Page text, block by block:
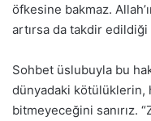
öfkesine bakmaz.
artırsa da takdir
Sohbet üslubuyla bu
dünyadaki kötülüklerin,
bitmeyeceğini sanırız.